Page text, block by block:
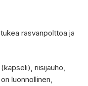
rasvanpolttoa ja
riisijauho,
luonnollinen,